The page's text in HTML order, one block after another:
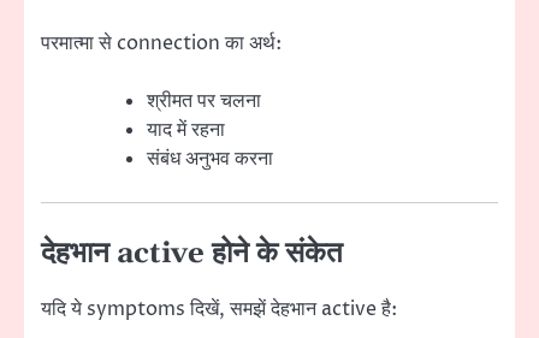
परमात्मा से connection का अर्थ:
श्रीमत पर चलना
याद में रहना
संबंध अनुभव करना
देहभान active होने के संकेत
यदि ये symptoms दिखें, समझें देहभान active है: